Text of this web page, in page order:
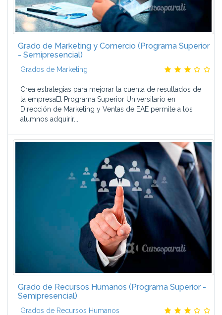
Grado de Marketing y Comercio (Programa Superior
- Semipresencial)
Grados de Marketing
Crea estrategias para mejorar la cuenta de resultados de
la empresaEl Programa Superior Universitario en
Dirección de Marketing y Ventas de EAE permite a los
alumnos adquirir...
Grado de Recursos Humanos (Programa Superior -
Semipresencial)
Grados de Recursos Humanos